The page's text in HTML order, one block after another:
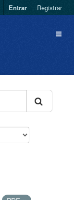
Entrar Registrar